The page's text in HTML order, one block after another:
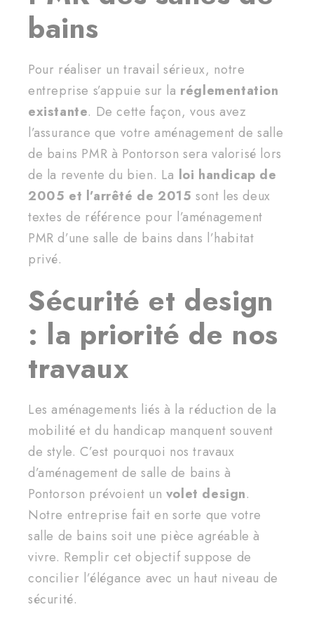
bains
Pour réaliser un travail sérieux, notre
entreprise s’appuie sur la réglementation
existante. De cette façon, vous avez
l’assurance que votre aménagement de salle
de bains PMR à Pontorson sera valorisé lors
de la revente du bien. La loi handicap de
2005 et l’arrêté de 2015 sont les deux
textes de référence pour l’aménagement
PMR d’une salle de bains dans l’habitat
privé.
Sécurité et design
: la priorité de nos
travaux
Les aménagements liés à la réduction de la
mobilité et du handicap manquent souvent
de style. C’est pourquoi nos travaux
d’aménagement de salle de bains à
Pontorson prévoient un volet design.
Notre entreprise fait en sorte que votre
salle de bains soit une pièce agréable à
vivre. Remplir cet objectif suppose de
concilier l’élégance avec un haut niveau de
sécurité.